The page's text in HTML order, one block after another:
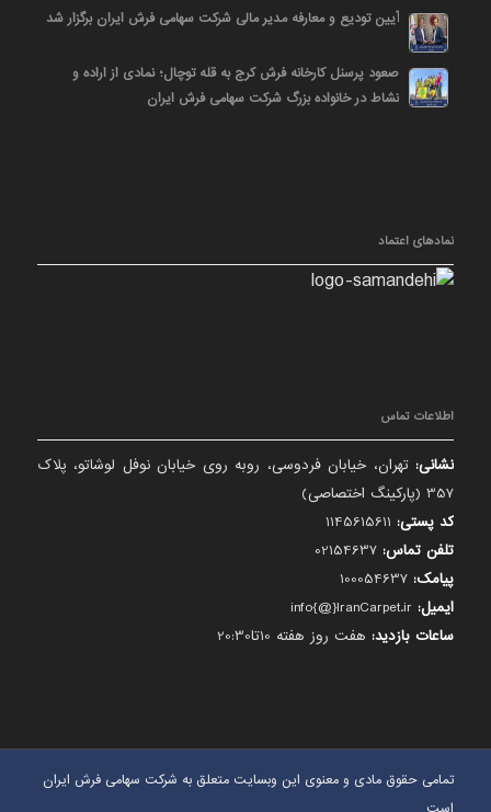
آیین تودیع و معارفه مدیر مالی شرکت سهامی فرش ایران برگزار شد
صعود پرسنل کارخانه فرش کرج به قله توچال؛ نمادی از اراده و
نشاط در خانواده بزرگ شرکت سهامی فرش ایران
نمادهای اعتماد
اطلاعات تماس
نشانی: تهران، خیابان فردوسی، روبه روی خیابان نوفل لوشاتو، پلاک
357 (پارکینگ اختصاصی)
کد پستی:
تلفن تماس:
پیامک:
ایمیل:
ساعات بازدید: هفت روز هفته 10تا20:30
تمامی حقوق مادی و معنوی این وبسایت متعلق به شرکت سهامی فرش ایران